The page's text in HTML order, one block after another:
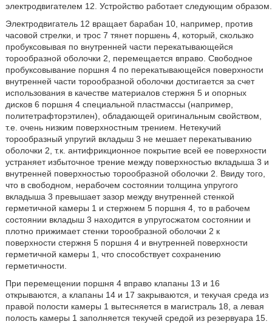
электродвигателем 12. Устройство работает следующим образом.
Электродвигатель 12 вращает барабан 10, например, против
часовой стрелки, и трос 7 тянет поршень 4, который, скользко
пробуксовывая по внутренней части перекатывающейся
торообразной оболочки 2, перемещается вправо. Свободное
пробуксовывание поршня 4 по перекатывающейся поверхности
внутренней части торообразной оболочки достигается за счет
использования в качестве материалов стержня 5 и опорных
дисков 6 поршня 4 специальной пластмассы (например,
политетрафторэтилен), обладающей оригинальным свойством,
т.е. очень низким поверхностным трением. Нетекучий
торообразный упругий вкладыш 3 не мешает перекатыванию
оболочки 2, т.к. антифрикционное покрытие всей ее поверхности
устраняет избыточное трение между поверхностью вкладыша 3 и
внутренней поверхностью торообразной оболочки 2. Ввиду того,
что в свободном, нерабочем состоянии толщина упругого
вкладыша 3 превышает зазор между внутренней стенкой
герметичной камеры 1 и стержнем 5 поршня 4, то в рабочем
состоянии вкладыш 3 находится в упругосжатом состоянии и
плотно прижимает стенки торообразной оболочки 2 к
поверхности стержня 5 поршня 4 и внутренней поверхности
герметичной камеры 1, что способствует сохранению
герметичности.
При перемещении поршня 4 вправо клапаны 13 и 16
открываются, а клапаны 14 и 17 закрываются, и текучая среда из
правой полости камеры 1 вытесняется в магистраль 18, а левая
полость камеры 1 заполняется текучей средой из резервуара 15.